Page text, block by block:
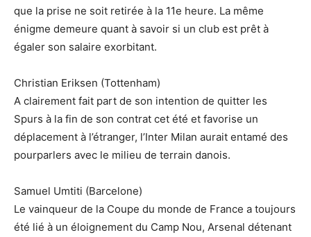
que la prise ne soit retirée à la 11e heure. La même
énigme demeure quant à savoir si un club est prêt à
égaler son salaire exorbitant.
Christian Eriksen (Tottenham)
A clairement fait part de son intention de quitter les
Spurs à la fin de son contrat cet été et favorise un
déplacement à l’étranger, l’Inter Milan aurait entamé des
pourparlers avec le milieu de terrain danois.
Samuel Umtiti (Barcelone)
Le vainqueur de la Coupe du monde de France a toujours
été lié à un éloignement du Camp Nou, Arsenal détenant